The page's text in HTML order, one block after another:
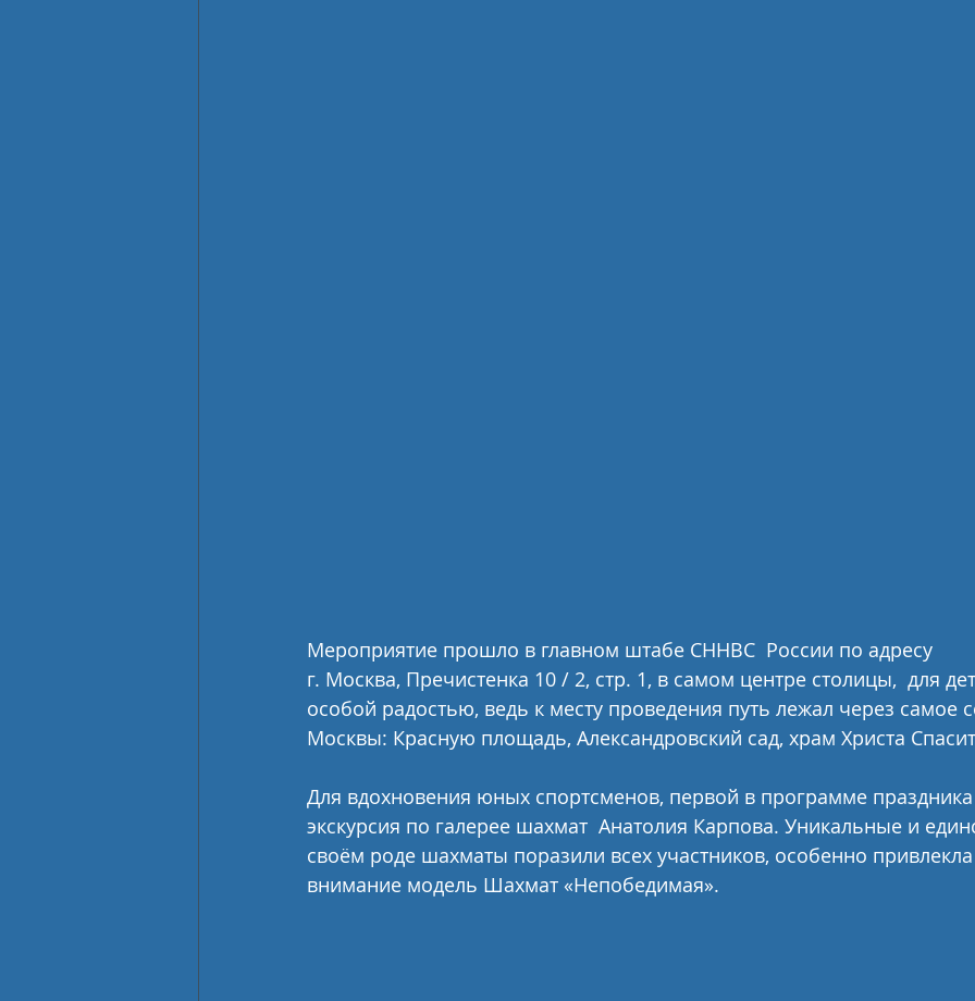
Мероприятие прошло в главном штабе СННВС  России по
г. Москва, Пречистенка 10 / 2, стр. 1, в самом центре столицы,  для
особой радостью, ведь к месту проведения путь лежал через самое
Москвы: Красную площадь, Александровский сад, храм Христа
Для вдохновения юных спортсменов, первой в программе
экскурсия по галерее шахмат  Анатолия Карпова. Уникальные и
своём роде шахматы поразили всех участников, особенно
внимание модель Шахмат «Непобедимая».